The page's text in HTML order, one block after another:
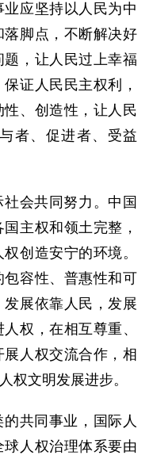
应坚持以人民为中
脚点，不断解决好
，让人民过上幸福
证人民民主权利，
、创造性，让人民
者、促进者、受益
会共同努力。中国
主权和领土完整，
创造安宁的环境。
容性、普惠性和可
展依靠人民，发展
权，在相互尊重、
人权交流合作，相
权文明发展进步。
共同事业，国际人
人权治理体系要由